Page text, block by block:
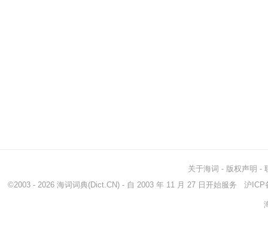
关于海词 - 版权声明 -
©2003 - 2026 海词词典(Dict.CN) - 自 2003 年 11 月 27 日开始服务 沪ICP